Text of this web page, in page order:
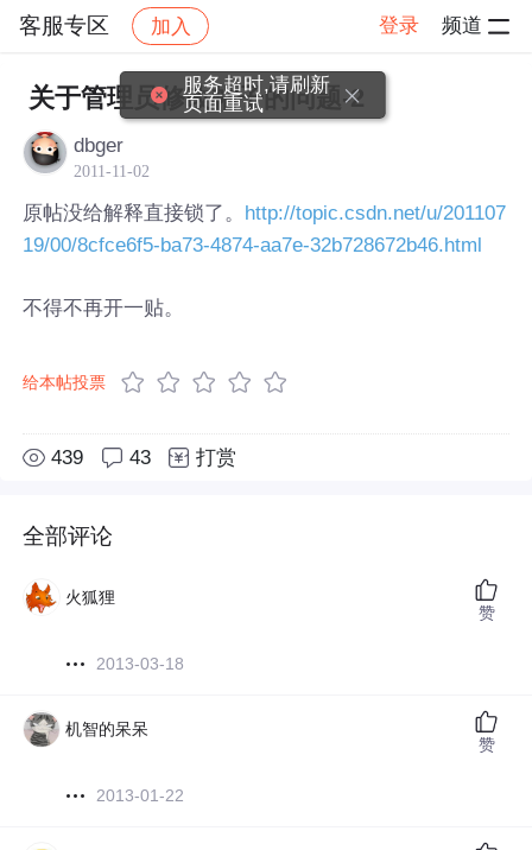
客服专区 加入 登录 频道
社区 客服专区 帖子详情
关于管理员修改帖子的问题-2
dbger
2011-11-02
原帖没给解释直接锁了。 http://topic.csdn.net/u/201107
19/00/8cfce6f5-ba73-4874-aa7e-32b728672b46.html
不得不再开一贴。
给本帖投票
439 43 打赏
全部评论
火狐狸
2013-03-18
赞
机智的呆呆
2013-01-22
赞
服务超时,请刷新
页面重试